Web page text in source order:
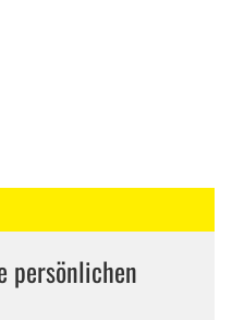
persönlichen